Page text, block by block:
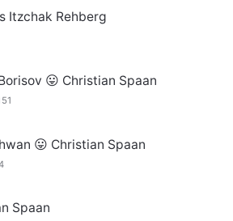
Itzchak Rehberg
😛 Christian Spaan
😛 Christian Spaan
Spaan